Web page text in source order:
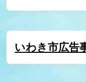
いわき市広告